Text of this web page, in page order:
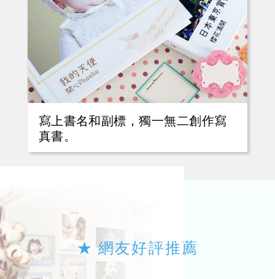
寫上書名和副標，獨一無二創作寫
真書。
★ 網友好評推薦